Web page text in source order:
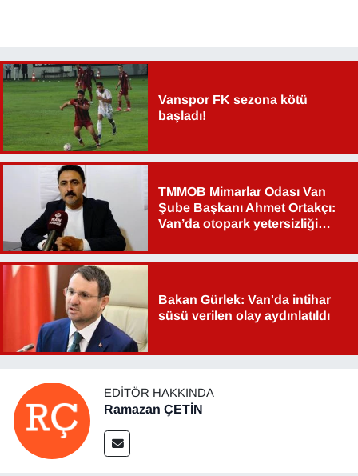
Vanspor FK sezona kötü
başladı!
TMMOB Mimarlar Odası Van
Şube Başkanı Ahmet Ortakçı:
Van’da otopark yetersizliği
Bakan Gürlek: Van'da intihar
süsü verilen olay aydınlatıldı
EDITÖR HAKKINDA
Ramazan ÇETİN
YEREL